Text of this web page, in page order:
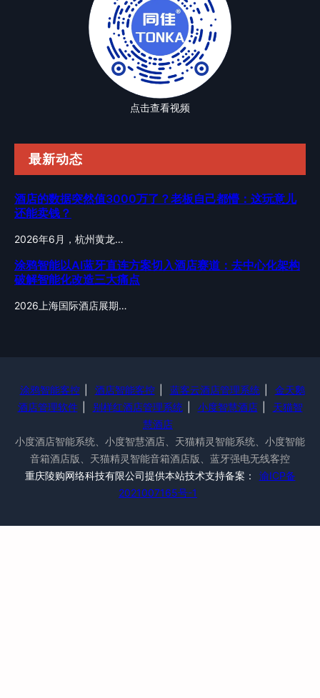
点击查看视频
最新动态
酒店的数据突然值3000万了？老板自己都懵：这玩意儿
还能卖钱？
2026年6月，杭州黄龙…
涂鸦智能以AI蓝牙直连方案切入酒店赛道：去中心化架构
破解智能化改造三大痛点
2026上海国际酒店展期…
涂鸦智能客控 酒店智能客控 蓝客云酒店管理系统
金天鹅
酒店管理软件
别样红酒店管理系统 小度智慧酒店
天猫智
慧酒店
小度酒店智能系统、小度智慧酒店、天猫精灵智能系统、小度智能
音箱酒店版、天猫精灵智能音箱酒店版、蓝牙强电无线客控
重庆陵购网络科技有限公司提供本站技术支持备案：
渝ICP备
2021007165号-1